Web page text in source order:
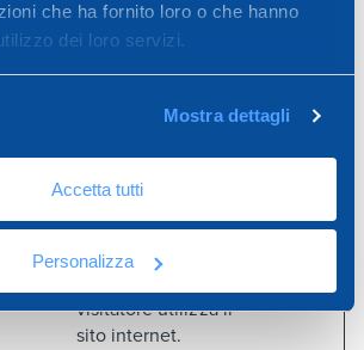
che ha fornito loro o che hanno
dei loro servizi.
Mostra dettagli
Accetta tutti
Personalizza
comportamento dei
utenti sul sito web.
sito.
Registra un ID
univoco utilizzato
per generare dati
visitatore utilizza il
sito internet.